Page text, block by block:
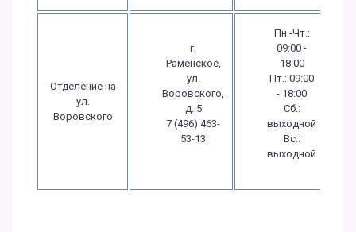
Отделение на
ул.
Воровского
г.
Раменское,
ул.
Воровского,
д. 5
7 (496) 463-
53-13
Пн.-Чт.:
09:00 -
18:00
Пт.: 09:00
- 18:00
Сб.:
выходной
Вс.:
выходной